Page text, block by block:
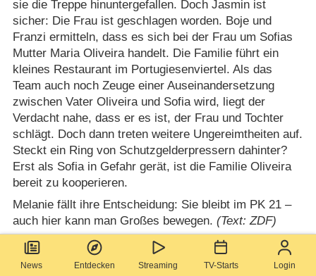
News Entdecken Streaming TV-Starts Login
sie die Treppe hinuntergefallen. Doch Jasmin ist
sicher: Die Frau ist geschlagen worden. Boje und
Franzi ermitteln, dass es sich bei der Frau um Sofias
Mutter Maria Oliveira handelt. Die Familie führt ein
kleines Restaurant im Portugiesenviertel. Als das
Team auch noch Zeuge einer Auseinandersetzung
zwischen Vater Oliveira und Sofia wird, liegt der
Verdacht nahe, dass er es ist, der Frau und Tochter
schlägt. Doch dann treten weitere Ungereimtheiten auf.
Steckt ein Ring von Schutzgelderpressern dahinter?
Erst als Sofia in Gefahr gerät, ist die Familie Oliveira
bereit zu kooperieren.
Melanie fällt ihre Entscheidung: Sie bleibt im PK 21 –
auch hier kann man Großes bewegen. (Text: ZDF)
Deutsche TV-Premiere Do. 29.01.2009 ZDF